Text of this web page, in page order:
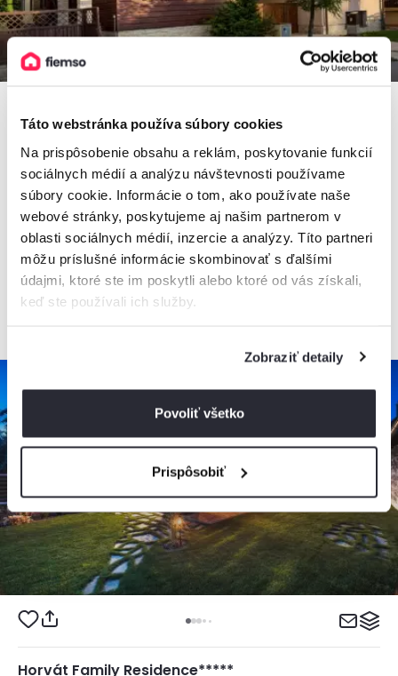
Táto webstránka používa súbory cookies
Na prispôsobenie obsahu a reklám, poskytovanie funkcií
sociálnych médií a analýzu návštevnosti používame
súbory cookie. Informácie o tom, ako používate naše
webové stránky, poskytujeme aj našim partnerom v
oblasti sociálnych médií, inzercie a analýzy. Títo partneri
môžu príslušné informácie skombinovať s ďalšími
údajmi, ktoré ste im poskytli alebo ktoré od vás získali,
keď ste používali ich služby.
Zobraziť detaily
Povoliť všetko
Prispôsobiť
5,0
Chalupa Mimi
Chata, Liptovské Sliače, Slovensko
21 osôb, 200 m2, 6 spální, 2 kúpeľne
od60€ / noc
Horvát Family Residence*****